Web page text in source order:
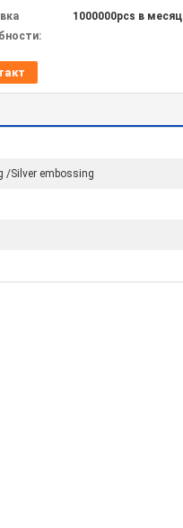
1000000pcs в месяц
/Silver embossing